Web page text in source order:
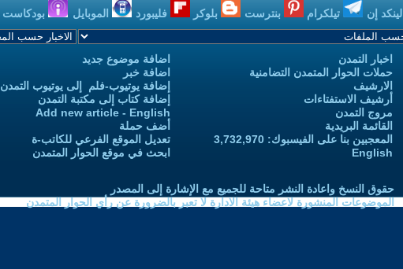
لينكد إن تيلكرام بنترست بلوكر فليبورد الموبايل بودكاست
اخبار التمدن
حملات الحوار المتمدن التضامنية
الارشيف
أرشيف الاستفتاءات
مروج التمدن
القائمة البريدية
المعجبين بنا على الفيسبوك: 3,732,970
English
اضافة موضوع جديد
اضافة خبر
إضافة يوتيوب-فلم إلى يوتيوب التمدن
إضافة كتاب إلى مكتبة التمدن
Add new article - English
أضف حملة
تعديل الموقع الفرعي للكاتب-ة
ابحث في موقع الحوار المتمدن
حقوق النسخ واعادة النشر متاحة للجميع مع الإشارة إلى المصدر
الموضوعات المنشورة لاعضاء هيئة الادارة لا تعبر بالضرورة عن رأي الحوار المتمدن